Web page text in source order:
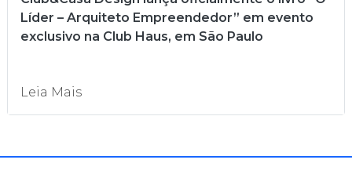
Líder – Arquiteto Empreendedor” em evento
exclusivo na Club Haus, em São Paulo
Leia Mais